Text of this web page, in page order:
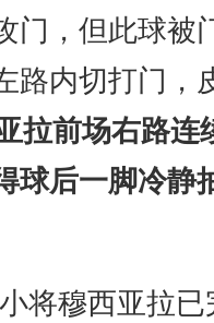
门，但此球被
路内切打门，
拉前场右路连
球后一脚冷静
将穆西亚拉